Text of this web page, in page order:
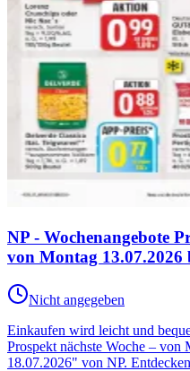
NP - Wochenangebote
von Montag 13.07.2026
Nicht angegeben
Einkaufen wird leicht und
Prospekt nächste Woche – von
18.07.2026" von NP.